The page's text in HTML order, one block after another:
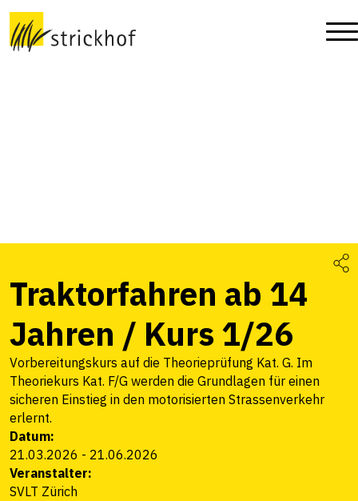
Traktorfahren ab 14
Jahren / Kurs 1/26
Vorbereitungskurs auf die Theorieprüfung Kat. G. Im
Theoriekurs Kat. F/G werden die Grundlagen für einen
sicheren Einstieg in den motorisierten Strassenverkehr
erlernt.
Datum:
21.03.2026 - 21.06.2026
Veranstalter:
SVLT Zürich